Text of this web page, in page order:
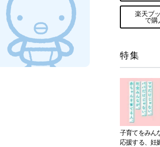
楽天ブ
で購
特集
子育てをみん
応援する、妊